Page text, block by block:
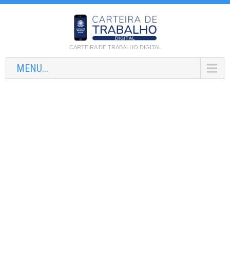
CARTEIRA DE TRABALHO DIGITAL
MENU...